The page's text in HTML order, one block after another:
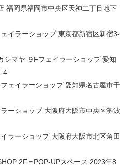
福岡県福岡市中央区天神二丁目地下
イラーショップ 東京都新宿区新宿3-
マヤ ９Fフェイラーショップ 愛知
4
ェイラーショップ 愛知県名古屋市千
ーショップ 大阪府大阪市中央区灘波
ラーショップ 大阪府大阪市北区角田
2F＝POP-UPスペース 2023年8